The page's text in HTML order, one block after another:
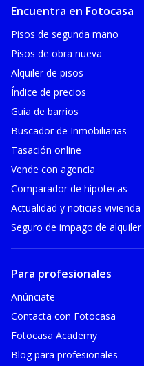
Encuentra en Fotocasa
Pisos de segunda mano
Pisos de obra nueva
Alquiler de pisos
Índice de precios
Guía de barrios
Buscador de Inmobiliarias
Tasación online
Vende con agencia
Comparador de hipotecas
Actualidad y noticias vivienda
Seguro de impago de alquiler
Para profesionales
Anúnciate
Contacta con Fotocasa
Fotocasa Academy
Blog para profesionales